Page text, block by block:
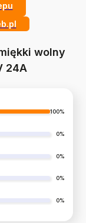
wolny
24A
100%
0%
0%
0%
0%